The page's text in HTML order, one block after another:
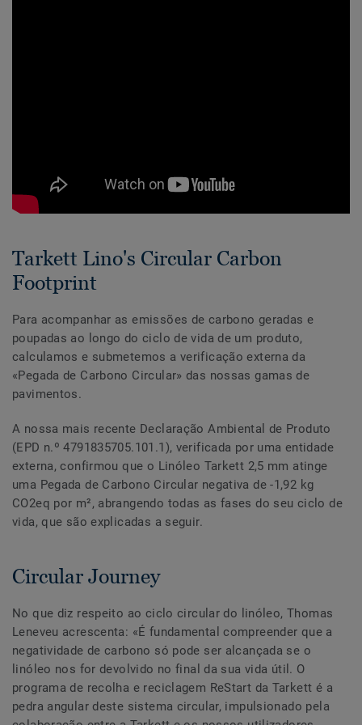
Tarkett Lino's Circular Carbon
Footprint
Para acompanhar as emissões de carbono geradas e
poupadas ao longo do ciclo de vida de um produto,
calculamos e submetemos a verificação externa da
«Pegada de Carbono Circular» das nossas gamas de
pavimentos.
A nossa mais recente Declaração Ambiental de Produto
(EPD n.º 4791835705.101.1), verificada por uma entidade
externa, confirmou que o Linóleo Tarkett 2,5 mm atinge
uma Pegada de Carbono Circular negativa de -1,92 kg
CO2eq por m², abrangendo todas as fases do seu ciclo de
vida, que são explicadas a seguir.
Circular Journey
No que diz respeito ao ciclo circular do linóleo, Thomas
Leneveu acrescenta: «É fundamental compreender que a
negatividade de carbono só pode ser alcançada se o
linóleo nos for devolvido no final da sua vida útil. O
programa de recolha e reciclagem ReStart da Tarkett é a
pedra angular deste sistema circular, impulsionado pela